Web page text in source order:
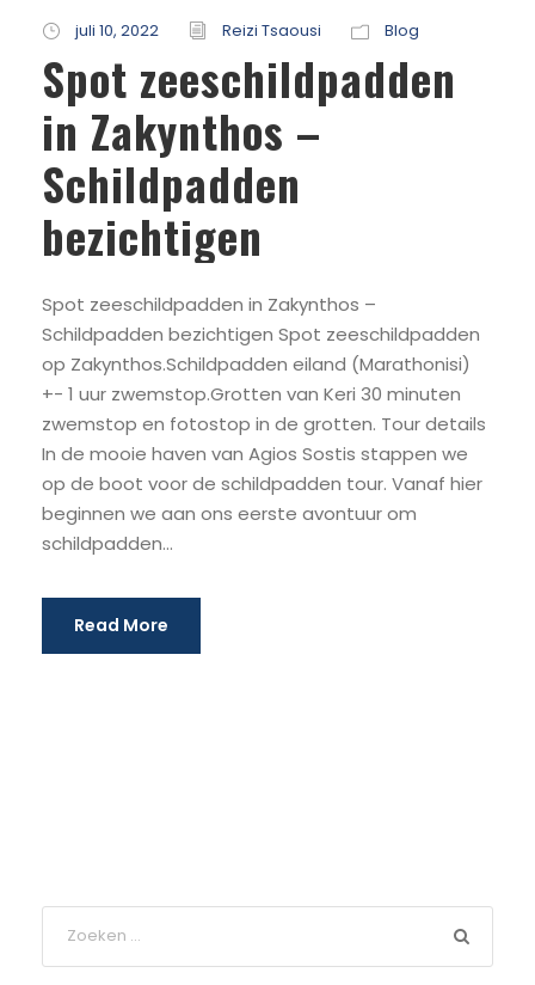
juli 10, 2022 Reizi Tsaousi Blog
Spot zeeschildpadden
in Zakynthos –
Schildpadden
bezichtigen
Spot zeeschildpadden in Zakynthos –
Schildpadden bezichtigen Spot zeeschildpadden
op Zakynthos.Schildpadden eiland (Marathonisi)
+- 1 uur zwemstop.Grotten van Keri 30 minuten
zwemstop en fotostop in de grotten. Tour details
In de mooie haven van Agios Sostis stappen we
op de boot voor de schildpadden tour. Vanaf hier
beginnen we aan ons eerste avontuur om
schildpadden...
Read More